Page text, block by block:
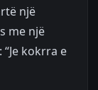
një
me një
kokrra e